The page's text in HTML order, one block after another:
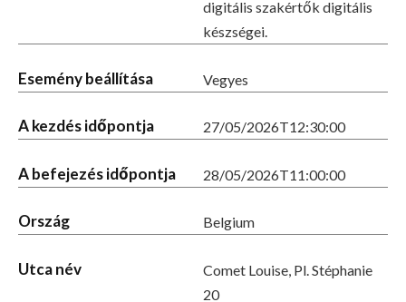
digitális szakértők digitális
készségei.
Esemény beállítása Vegyes
A kezdés időpontja 27/05/2026T12:30:00
A befejezés időpontja 28/05/2026T11:00:00
Ország Belgium
Utca név
Comet Louise, Pl. Stéphanie
20